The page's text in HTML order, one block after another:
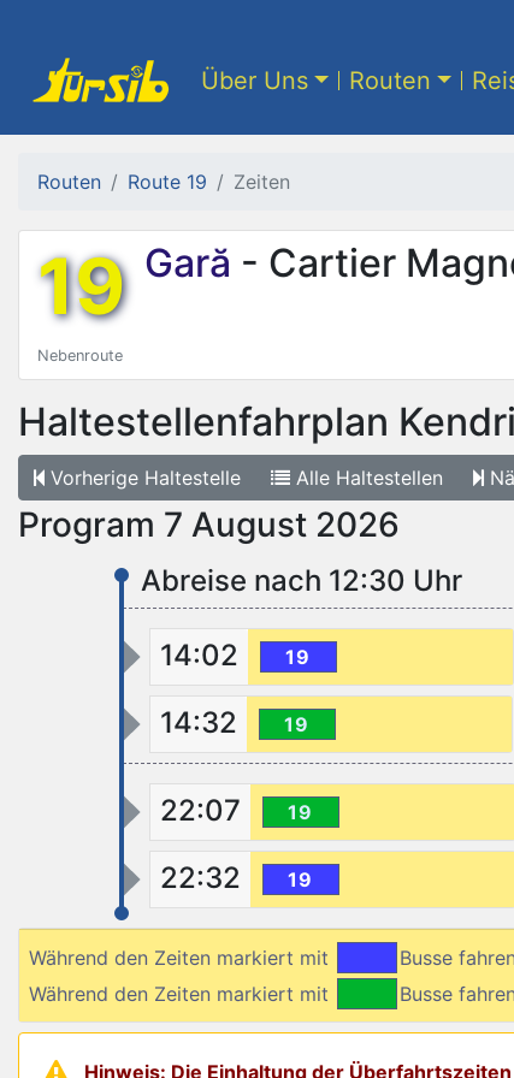
Über Uns Routen
Routen Route 19 Zeiten
19 Gară - Cartier
Nebenroute
Haltestellenfahrplan
Vorherige Haltestelle Alle Haltestellen
Program 7 August 2026
Abreise nach 12:30 Uhr
14:02 19
14:32 19
22:07 19
22:32 19
Während den Zeiten markiert mit
Busse
Während den Zeiten markiert mit
Busse
Hinweis: Die Einhaltung der